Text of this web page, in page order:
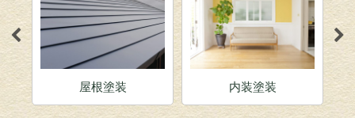
内装塗装 店舗塗装